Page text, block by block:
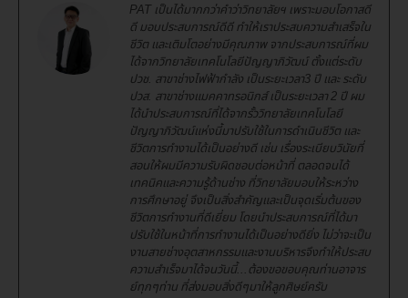
PAT เป็นได้มากกว่าคำว่าวิทยาลัยฯ เพราะมอบโอกาสดี
ดี มอบประสบการณ์ดีดี ทำให้เราประสบความสำเสร็จใน
ชีวิต และเติมโตอย่างมีคุณภาพ จากประสบการณ์ที่ผม
ได้จากวิทยาลัยเทคโนโลยีปัญญาภิวัฒน์ ตั้งแต่ระดับ
ปวช. สาขาช่างไฟฟ้ากำลัง เป็นระยะเวลา3 ปี และ ระดับ
ปวส. สาขาช่างแมคคาทรอนิกส์ เป็นระยะเวลา 2 ปี ผม
ได้นำประสบการณ์ที่ได้จากรั้ววิทยาลัยเทคโนโลยี
ปัญญาภิวัฒน์แห่งนี้มาปรับใช้ในการดำเนินชีวิต และ
ชีวิตการทำงานได้เป็นอย่างดี เช่น เรื่องระเบียบวินัยที่
สอนให้ผมมีความรับผิดชอบต่อหน้าที่ ตลอดจนได้
เทคนิคและความรู้ด้านช่าง ที่วิทยาลัยมอบให้ระหว่าง
การศึกษาอยู่ จึงเป็นสิ่งสำคัญและเป็นจุดเริ่มต้นของ
ชีวิตการทำงานที่ดีเยี่ยม โดยนำประสบการณ์ที่ได้มา
ปรับใช้ในหน้าที่การทำงานได้เป็นอย่างดียิ่ง ไม่ว่าจะเป็น
งานสายช่างอุตสาหกรรมและงานบริหารจึงทำให้ประสบ
ความสำเร็จมาได้จนวันนี้...ต้องขอขอบคุณท่านอาจาร
ย์ทุกๆท่าน ที่ส่งมอบสิ่งดีๆมาให้ลูกศิษย์ครับ